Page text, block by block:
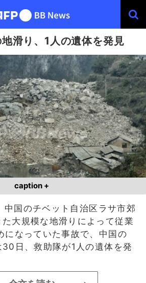
滑り、1人の遺体を発見
caption +
中国のチベット自治区ラサ市郊
大規模な地滑りによって従業
になっていた事故で、中国の
日、救助隊が1人の遺体を発